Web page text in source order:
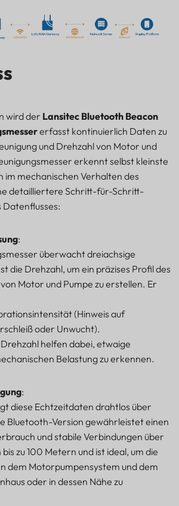
wird der Lansitec Bluetooth Beacon
erfasst kontinuierlich Daten zu
und Drehzahl von Motor und
erkennt selbst kleinste
im mechanischen Verhalten des
detailliertere Schritt-für-Schritt-
Datenflusses:
:
überwacht dreiachsige
die Drehzahl, um ein präzises Profil des
Motor und Pumpe zu erstellen. Er
(Hinweis auf
oder Unwucht).
helfen dabei, etwaige
Belastung zu erkennen.
:
diese Echtzeitdaten drahtlos über
Bluetooth-Version gewährleistet einen
und stabile Verbindungen über
zu 100 Metern und ist ideal, um die
dem Motorpumpensystem und dem
oder in dessen Nähe zu